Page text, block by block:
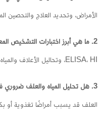
الأمراض، وتحديد العلاج والتحصين
2. ما هي أبرز اختبارات التشخيص المعملي؟
ELISA، HI، وتحاليل الأعلاف والمياه.
3. هل تحليل المياه والعلف ضروري في كل دورة تربية؟
العلف قد يسبب أمراضًا تغذوية أو